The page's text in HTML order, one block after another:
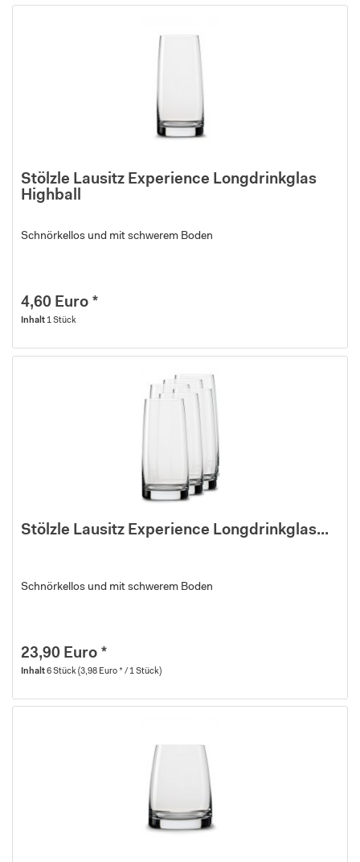
Stölzle Lausitz Experience Longdrinkglas
Highball
Schnörkellos und mit schwerem Boden
4,60 Euro *
Inhalt 1 Stück
Stölzle Lausitz Experience Longdrinkglas...
Schnörkellos und mit schwerem Boden
23,90 Euro *
Inhalt6 Stück(3,98 Euro * / 1 Stück)